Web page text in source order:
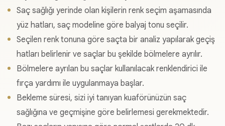
Saç sağlığı yerinde olan kişilerin renk seçim aşamasında
yüz hatları, saç modeline göre balyaj tonu seçilir.
Seçilen renk tonuna göre saçta bir analiz yapılarak geçiş
hatları belirlenir ve saçlar bu şekilde bölmelere ayrılır.
Bölmelere ayrılan bu saçlar kullanılacak renklendirici ile
fırça yardımı ile uygulanmaya başlar.
Bekleme süresi, sizi iyi tanıyan kuaförünüzün saç
sağlığına ve geçmişine göre belirlemesi gerekmektedir.